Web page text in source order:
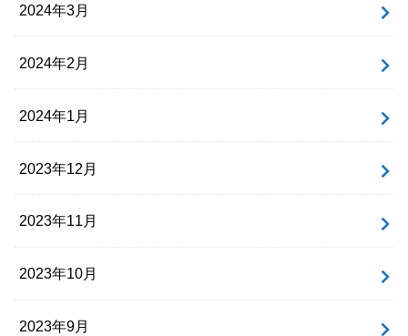
2024年3月
2024年2月
2024年1月
2023年12月
2023年11月
2023年10月
2023年9月